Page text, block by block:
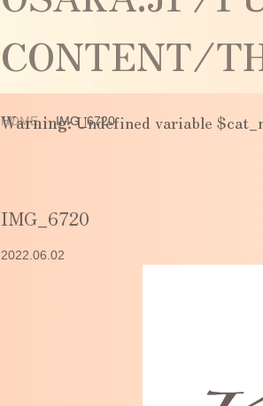
CONTENT/
Warning: Undefined variable
HOME IMG_6720
IMG_6720
2022.06.02